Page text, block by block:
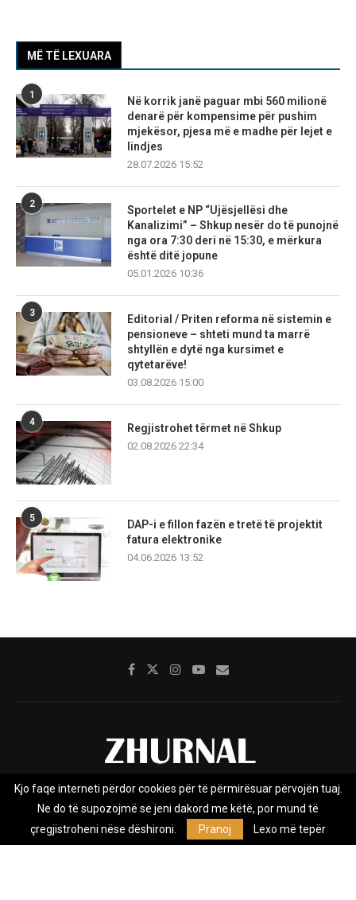
MË TË LEXUARA
1
Në korrik janë paguar mbi 560 milionë
denarë për kompensime për pushim
mjekësor, pjesa më e madhe për lejet e
lindjes
28.07.2026 15:52
2
Sportelet e NP “Ujësjellësi dhe
Kanalizimi” – Shkup nesër do të punojnë
nga ora 7:30 deri në 15:30, e mërkura
është ditë jopune
05.01.2026 10:36
3
Editorial / Priten reforma në sistemin e
pensioneve – shteti mund ta marrë
shtyllën e dytë nga kursimet e
qytetarëve!
03.08.2026 15:00
4
Regjistrohet tërmet në Shkup
02.08.2026 22:34
5
DAP-i e fillon fazën e tretë të projektit
fatura elektronike
04.06.2026 13:52
Rreth nesh Impresumi Marketing
Kontakt
Privacy Policy
Zhurnal.mk është Agjenci e Lajmeve e pavarur, e themeluar në vitin
Kjo faqe interneti përdor cookies për të përmirësuar përvojën tuaj.
Ne do të supozojmë se jeni dakord me këtë, por mund të
çregjistroheni nëse dëshironi.
Pranoj Lexo më tepër